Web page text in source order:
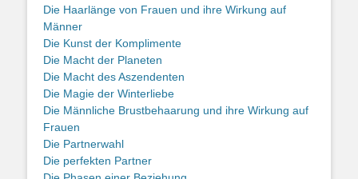
Die Haarlänge von Frauen und ihre Wirkung auf
Männer
Die Kunst der Komplimente
Die Macht der Planeten
Die Macht des Aszendenten
Die Magie der Winterliebe
Die Männliche Brustbehaarung und ihre Wirkung auf
Frauen
Die Partnerwahl
Die perfekten Partner